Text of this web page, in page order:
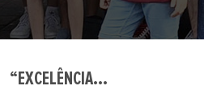
“EXCELÊNCIA...